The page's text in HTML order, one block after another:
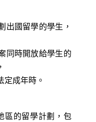
出國留學的學生，
同時開放給學生的
定成年時。
區的留學計劃，包